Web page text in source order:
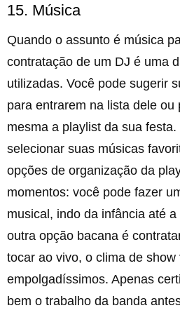
15. Música
Quando o assunto é música
contratação de um DJ é uma
utilizadas. Você pode sugerir
para entrarem na lista dele ou
mesma a playlist da sua
selecionar suas músicas
opções de organização da
momentos: você pode fazer
musical, indo da infância até
outra opção bacana é
tocar ao vivo, o clima de
empolgadíssimos. Apenas
bem o trabalho da banda